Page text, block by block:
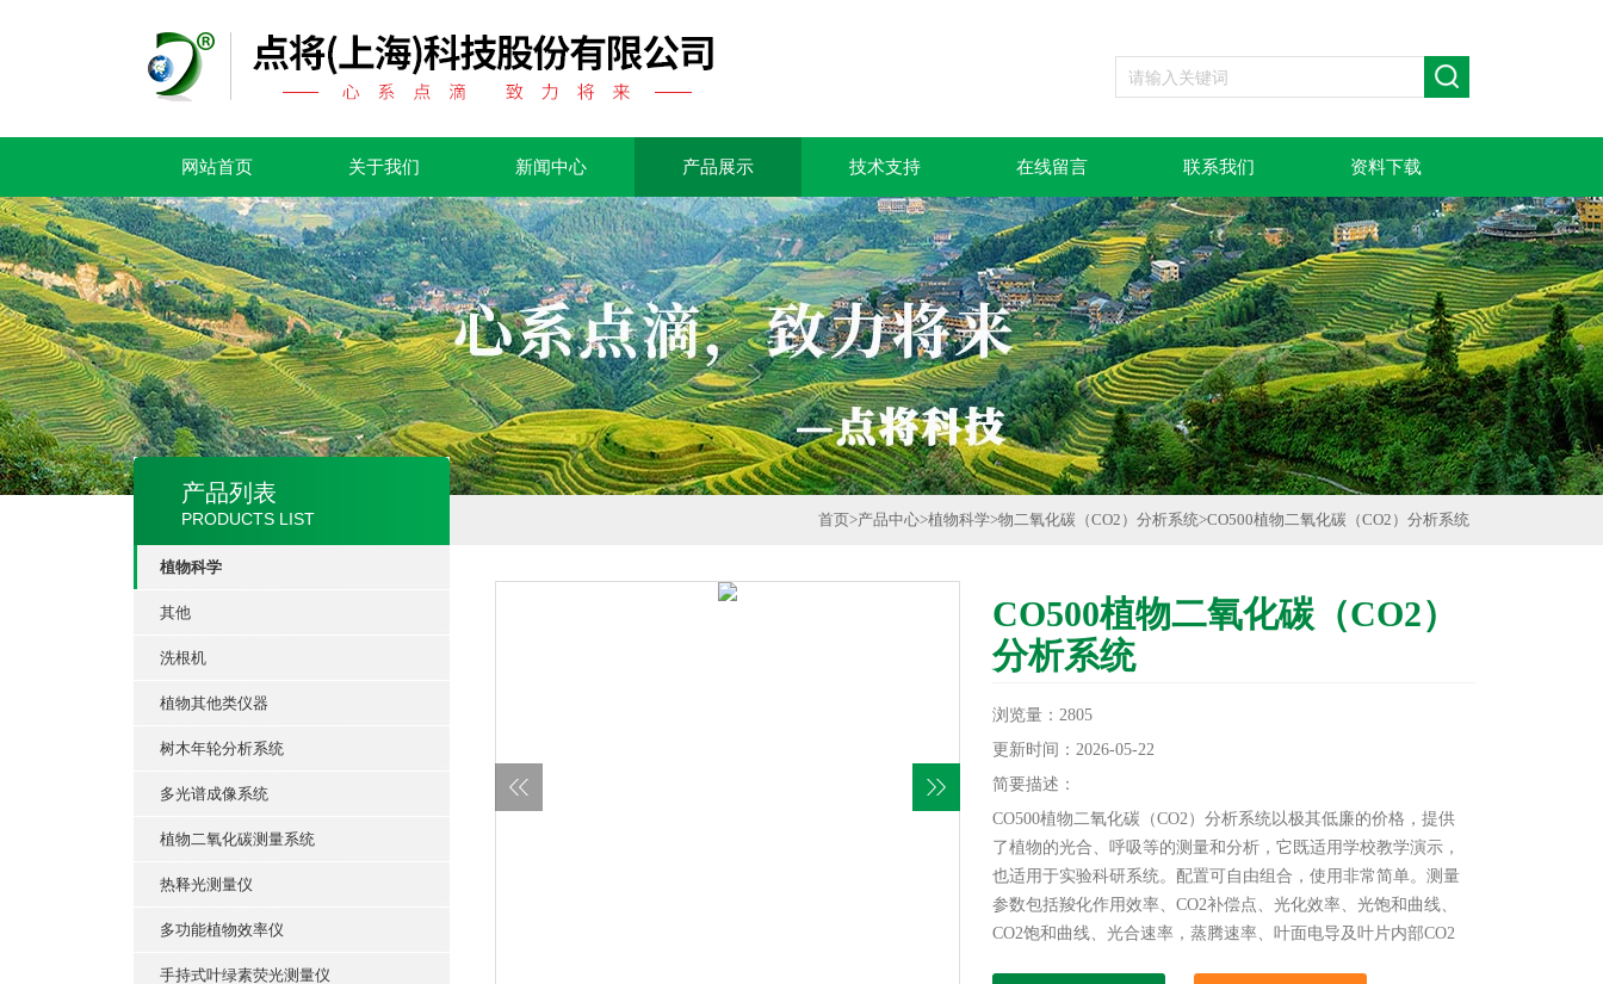
网站首页 关于我们 新闻中心 产品展示 技术支持 在线留言 联系我们 资料下载
产品列表
PRODUCTS LIST
植物科学
其他
洗根机
植物其他类仪器
树木年轮分析系统
多光谱成像系统
植物二氧化碳测量系统
热释光测量仪
多功能植物效率仪
手持式叶绿素荧光测量仪
首页>产品中心>植物科学>物二氧化碳（CO2）分析系统>CO500植物二氧化碳（CO2）分析系统
CO500植物二氧化碳（CO2）
分析系统
浏览量：2805
更新时间：2026-05-22
简要描述：
CO500植物二氧化碳（CO2）分析系统以极其低廉的价格，提供
了植物的光合、呼吸等的测量和分析，它既适用学校教学演示，
也适用于实验科研系统。配置可自由组合，使用非常简单。测量
参数包括羧化作用效率、CO2补偿点、光化效率、光饱和曲线、
CO2饱和曲线、光合速率，蒸腾速率、叶面电导及叶片内部CO2